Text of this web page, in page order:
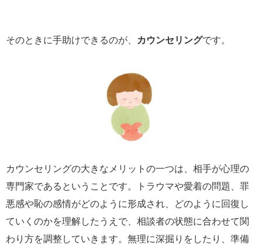
そのときに手助けできるのが、 カウンセリングです。
カウンセリングの大きなメリットの一つは、相手が心理の
専門家であるということです。トラウマや愛着の問題、罪
悪感や恥の感情がどのように形成され、どのように回復し
ていくのかを理解したうえで、相談者の状態に合わせて関
わり方を調整していきます。無理に深掘りをしたり、準備